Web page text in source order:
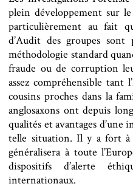
plein développement sur
particulièrement au fait
d’Audit des groupes
méthodologie standard
fraude ou de corruption
assez compréhensible tant
cousins proches dans la
anglosaxons ont depuis
qualités et avantages d’une
telle situation. Il y a fort à
généralisera à toute
dispositifs d’alerte
internationaux.